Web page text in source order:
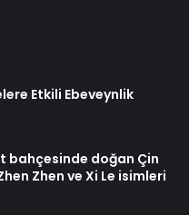
Etkili Ebeveynlik
bahçesinde doğan Çin
Zhen ve Xi Le isimleri